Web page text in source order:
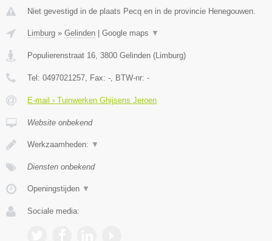
Niet gevestigd in de plaats Pecq en in de provincie Henegouwen.
Limburg » Gelinden Google maps ▼
Populierenstraat 16 3800 Gelinden ( Limburg)
Tel: 0497021257 , Fax: - , BTW-nr: -
E-mail › Tuinwerken Ghijsens Jeroen
Website onbekend
Werkzaamheden: ▼
Diensten onbekend
Openingstijden ▼
Sociale media: